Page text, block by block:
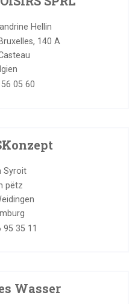
Hellin
140 A
05 60
Syroit
pëtz
95 35 11
Wasser